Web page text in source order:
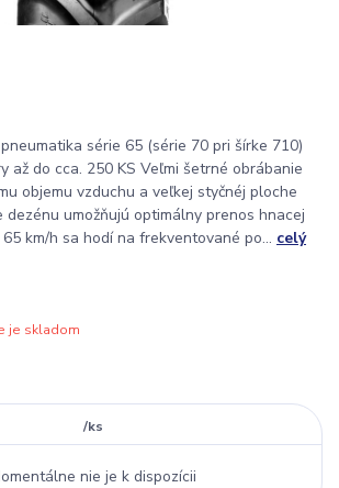
série 65 (série 70 pri šírke 710)
až do cca. 250 KS Veľmi šetrné obrábanie
objemu vzduchu a veľkej styčnéj ploche
dezénu umožňujú optimálny prenos hnacej
km/h sa hodí na frekventované po... celý
je skladom
/ks
nie je k dispozícii